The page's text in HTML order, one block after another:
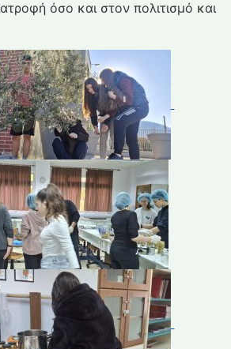
όσο και στον πολιτισμό και